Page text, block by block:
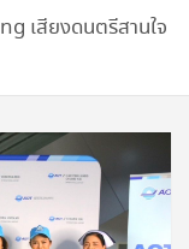
เสียงดนตรีสานใจ